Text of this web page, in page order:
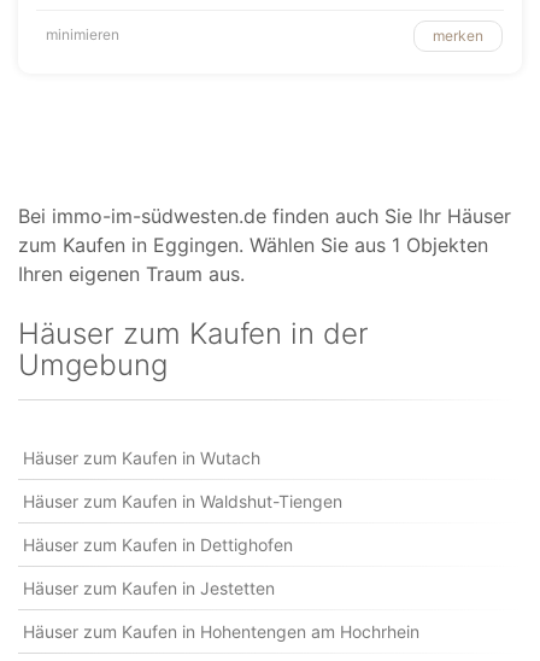
minimieren merken
Bei immo-im-südwesten.de finden auch Sie Ihr Häuser
zum Kaufen in Eggingen. Wählen Sie aus 1 Objekten
Ihren eigenen Traum aus.
Häuser zum Kaufen in der
Umgebung
Häuser zum Kaufen in Wutach
Häuser zum Kaufen in Waldshut-Tiengen
Häuser zum Kaufen in Dettighofen
Häuser zum Kaufen in Jestetten
Häuser zum Kaufen in Hohentengen am Hochrhein